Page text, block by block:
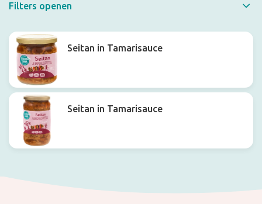
Filters openen
Seitan in Tamarisauce
Seitan in Tamarisauce